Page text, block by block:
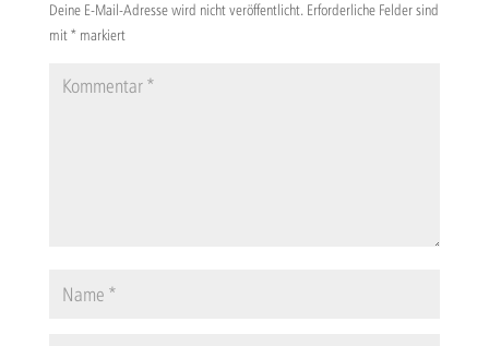
Deine E-Mail-Adresse wird nicht veröffentlicht. Erforderliche Felder sind
mit*markiert